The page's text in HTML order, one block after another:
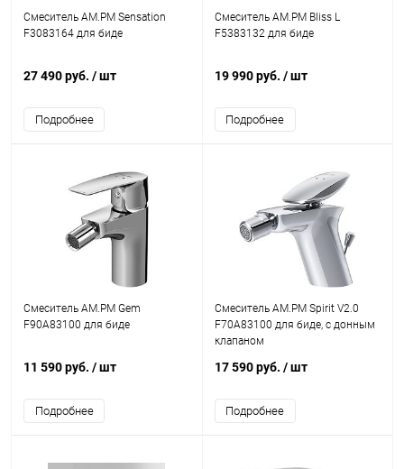
Смеситель AM.PM Sensation
F3083164 для биде
27 490 руб. / шт
Подробнее
Смеситель AM.PM Bliss L
F5383132 для биде
19 990 руб. / шт
Подробнее
Смеситель AM.PM Gem
F90A83100 для биде
11 590 руб. / шт
Подробнее
Смеситель AM.PM Spirit V2.0
F70A83100 для биде, с донным
клапаном
17 590 руб. / шт
Подробнее